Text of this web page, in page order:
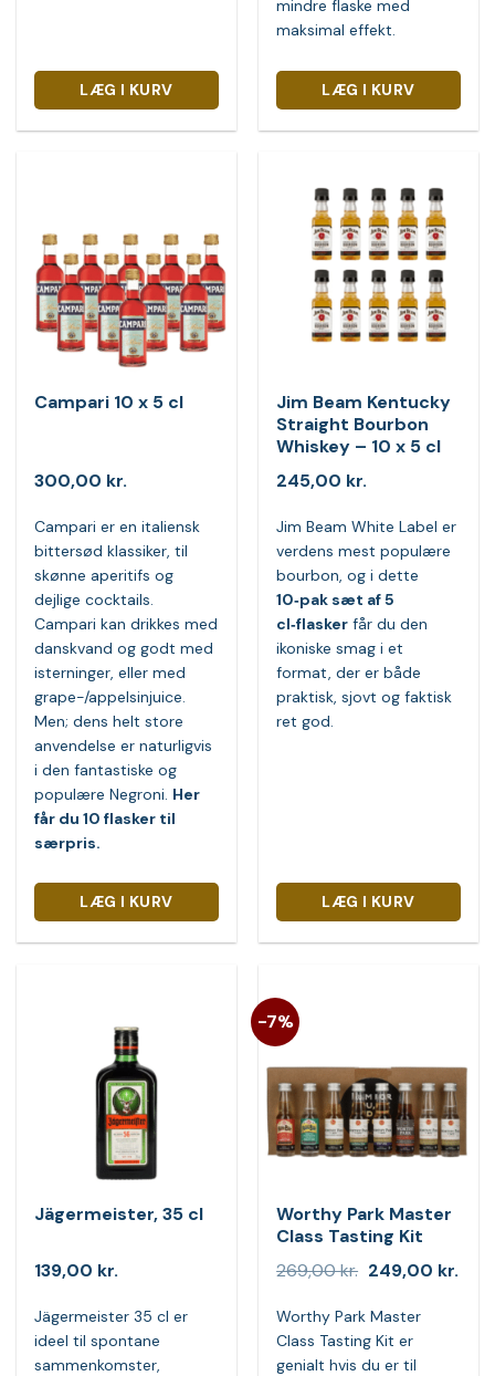
LÆG I KURV
mindre flaske med
maksimal effekt.
LÆG I KURV
Campari 10 x 5 cl
300,00 kr.
Campari er en italiensk
bittersød klassiker, til
skønne aperitifs og
dejlige cocktails.
Campari kan drikkes med
danskvand og godt med
isterninger, eller med
grape-/appelsinjuice.
Men; dens helt store
anvendelse er naturligvis
i den fantastiske og
populære Negroni. Her
får du 10 flasker til
særpris.
LÆG I KURV
Jim Beam Kentucky
Straight Bourbon
Whiskey – 10 x 5 cl
245,00 kr.
Jim Beam White Label er
verdens mest populære
bourbon, og i dette
10‑pak sæt af 5
cl‑flasker får du den
ikoniske smag i et
format, der er både
praktisk, sjovt og faktisk
ret god.
LÆG I KURV
Jägermeister, 35 cl
139,00 kr.
Jägermeister 35 cl er
ideel til spontane
sammenkomster,
-7%
Worthy Park Master
Class Tasting Kit
269,00kr. Den
pris
var:
269,00 kr..
249,00 kr.Den
Worthy Park Master
Class Tasting Kit er
genialt hvis du er til